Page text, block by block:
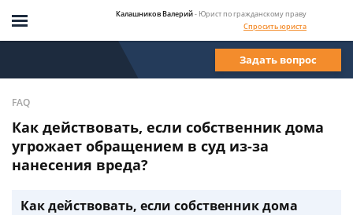
Калашников Валерий- Юрист по гражданскому праву
Спросить юриста
Задать вопрос
FAQ
Как действовать, если собственник дома
угрожает обращением в суд из-за
нанесения вреда?
Как действовать, если собственник дома